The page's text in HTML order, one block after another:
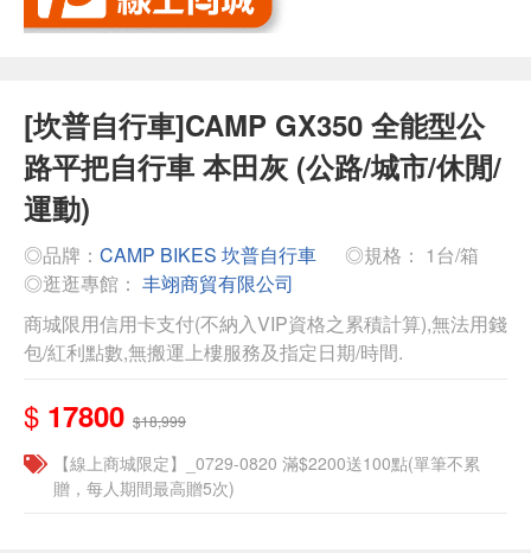
[坎普自行車]CAMP GX350 全能型公
路平把自行車 本田灰 (公路/城市/休閒/
運動)
◎品牌： CAMP BIKES 坎普自行車
◎規格： 1台/箱
◎逛逛專館： 丰翊商貿有限公司
商城限用信用卡支付(不納入VIP資格之累積計算),無法用錢
包/紅利點數,無搬運上樓服務及指定日期/時間.
$ 17800 $18,999
【線上商城限定】_0729-0820 滿$2200送100點(單筆不累
贈，每人期間最高贈5次)